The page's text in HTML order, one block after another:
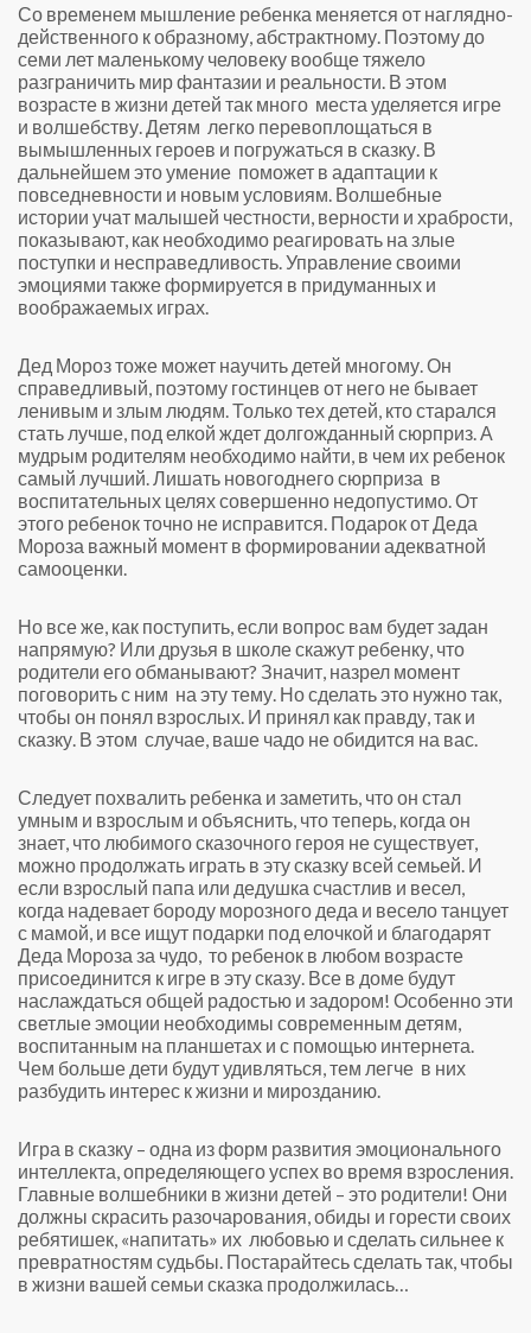
Со временем мышление ребенка меняется от наглядно-
действенного к образному, абстрактному. Поэтому до
семи лет маленькому человеку вообще тяжело
разграничить мир фантазии и реальности. В этом
возрасте в жизни детей так много места уделяется игре
и волшебству. Детям легко перевоплощаться в
вымышленных героев и погружаться в сказку. В
дальнейшем это умение поможет в адаптации к
повседневности и новым условиям. Волшебные
истории учат малышей честности, верности и храбрости,
показывают, как необходимо реагировать на злые
поступки и несправедливость. Управление своими
эмоциями также формируется в придуманных и
воображаемых играх.
Дед Мороз тоже может научить детей многому. Он
справедливый, поэтому гостинцев от него не бывает
ленивым и злым людям. Только тех детей, кто старался
стать лучше, под елкой ждет долгожданный сюрприз. А
мудрым родителям необходимо найти, в чем их ребенок
самый лучший. Лишать новогоднего сюрприза в
воспитательных целях совершенно недопустимо. От
этого ребенок точно не исправится. Подарок от Деда
Мороза важный момент в формировании адекватной
самооценки.
Но все же, как поступить, если вопрос вам будет задан
напрямую? Или друзья в школе скажут ребенку, что
родители его обманывают? Значит, назрел момент
поговорить с ним на эту тему. Но сделать это нужно так,
чтобы он понял взрослых. И принял как правду, так и
сказку. В этом случае, ваше чадо не обидится на вас.
Следует похвалить ребенка и заметить, что он стал
умным и взрослым и объяснить, что теперь, когда он
знает, что любимого сказочного героя не существует,
можно продолжать играть в эту сказку всей семьей. И
если взрослый папа или дедушка счастлив и весел,
когда надевает бороду морозного деда и весело танцует
с мамой, и все ищут подарки под елочкой и благодарят
Деда Мороза за чудо, то ребенок в любом возрасте
присоединится к игре в эту сказу. Все в доме будут
наслаждаться общей радостью и задором! Особенно эти
светлые эмоции необходимы современным детям,
воспитанным на планшетах и с помощью интернета.
Чем больше дети будут удивляться, тем легче в них
разбудить интерес к жизни и мирозданию.
Игра в сказку – одна из форм развития эмоционального
интеллекта, определяющего успех во время взросления.
Главные волшебники в жизни детей – это родители! Они
должны скрасить разочарования, обиды и горести своих
ребятишек, «напитать» их любовью и сделать сильнее к
превратностям судьбы. Постарайтесь сделать так, чтобы
в жизни вашей семьи сказка продолжилась…